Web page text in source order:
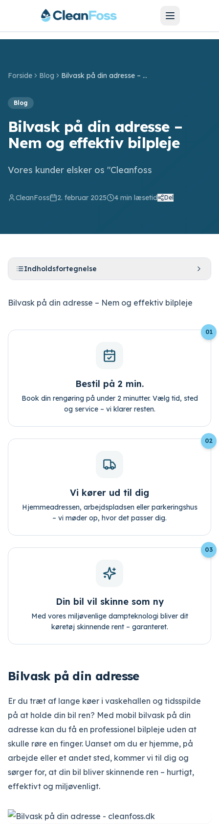
Bilpolering
Barnevogn
Bestil tid
Forside Blog Bilvask på din adresse – Nem og effektiv bilpleje
Blog
Bilvask på din adresse –
Nem og effektiv bilpleje
Vores kunder elsker os "Cleanfoss
CleanFoss 2. februar 2025 4 min læsetid Del
Indholdsfortegnelse
Bilvask på din adresse – Nem og effektiv bilpleje
01
Bestil på 2 min.
Book din rengøring på under 2 minutter. Vælg tid, sted
og service – vi klarer resten.
02
Vi kører ud til dig
Hjemmeadressen, arbejdspladsen eller parkeringshus
– vi møder op, hvor det passer dig.
03
Din bil vil skinne som ny
Med vores miljøvenlige dampteknologi bliver dit
køretøj skinnende rent – garanteret.
Bilvask på din adresse
Er du træt af lange køer i vaskehallen og tidsspilde
på at holde din bil ren? Med mobil bilvask på din
adresse kan du få en professionel bilpleje uden at
skulle røre en finger. Uanset om du er hjemme, på
arbejde eller et andet sted, kommer vi til dig og
sørger for, at din bil bliver skinnende ren – hurtigt,
effektivt og miljøvenligt.